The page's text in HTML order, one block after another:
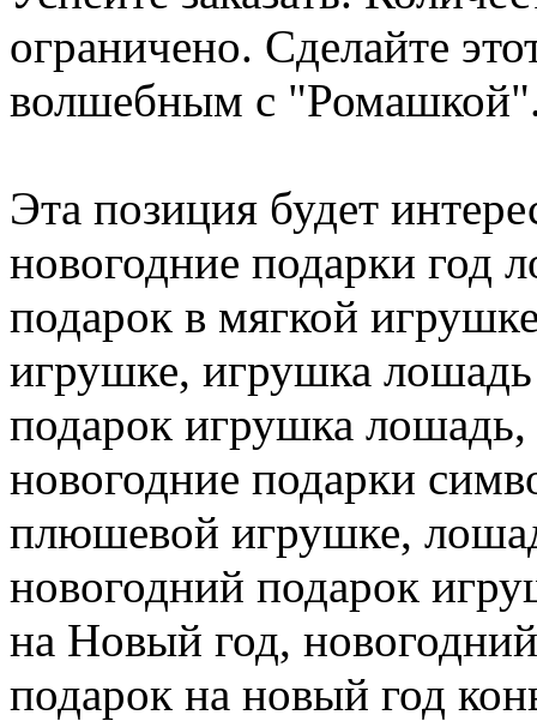
ограничено. Сделайте
волшебным с
Эта позиция будет
новогодние подарки год
подарок в мягкой
игрушке, игрушка
подарок игрушка лошадь,
новогодние подарки
плюшевой игрушке,
новогодний подарок
на Новый год,
подарок на новый год